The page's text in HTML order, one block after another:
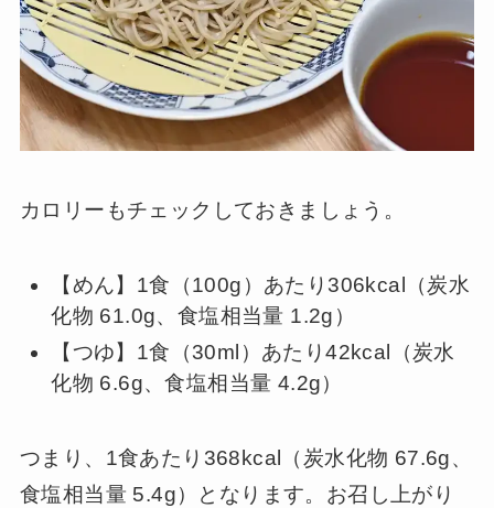
カロリーもチェックしておきましょう。
【めん】1食（100g）あたり306kcal（炭水
化物 61.0g、食塩相当量 1.2g）
【つゆ】1食（30ml）あたり42kcal（炭水
化物 6.6g、食塩相当量 4.2g）
つまり、1食あたり368kcal（炭水化物 67.6g、
食塩相当量 5.4g）となります。お召し上がり